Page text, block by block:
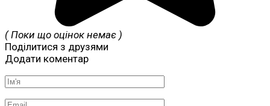
( Поки що оцінок немає )
Поділитися з друзями
Додати коментар
Ім'я
*
Email